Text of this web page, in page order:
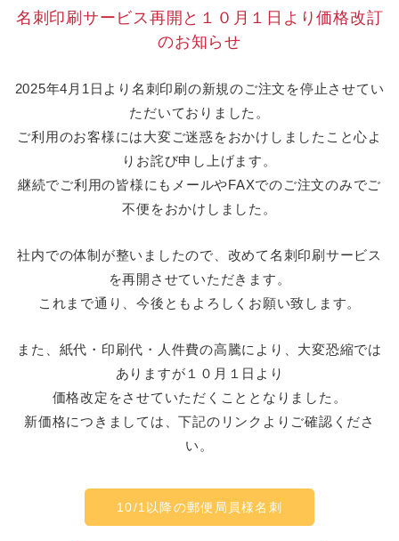
名刺印刷サービス再開と１０月１日より価格改訂
のお知らせ
2025年4月1日より名刺印刷の新規のご注文を停止させてい
ただいておりました。
ご利用のお客様には大変ご迷惑をおかけしましたこと心よ
りお詫び申し上げます。
継続でご利用の皆様にもメールやFAXでのご注文のみでご
不便をおかけしました。
社内での体制が整いましたので、改めて名刺印刷サービス
を再開させていただきます。
これまで通り、今後ともよろしくお願い致します。
また、紙代・印刷代・人件費の高騰により、大変恐縮では
ありますが１０月１日より
価格改定をさせていただくこととなりました。
新価格につきましては、下記のリンクよりご確認くださ
い。
10/1以降の郵便局員様名刺